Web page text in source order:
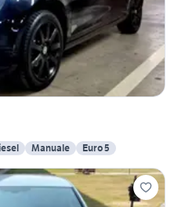
Manuale Euro 5